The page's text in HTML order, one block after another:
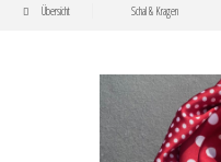
Übersicht Schal & Kragen